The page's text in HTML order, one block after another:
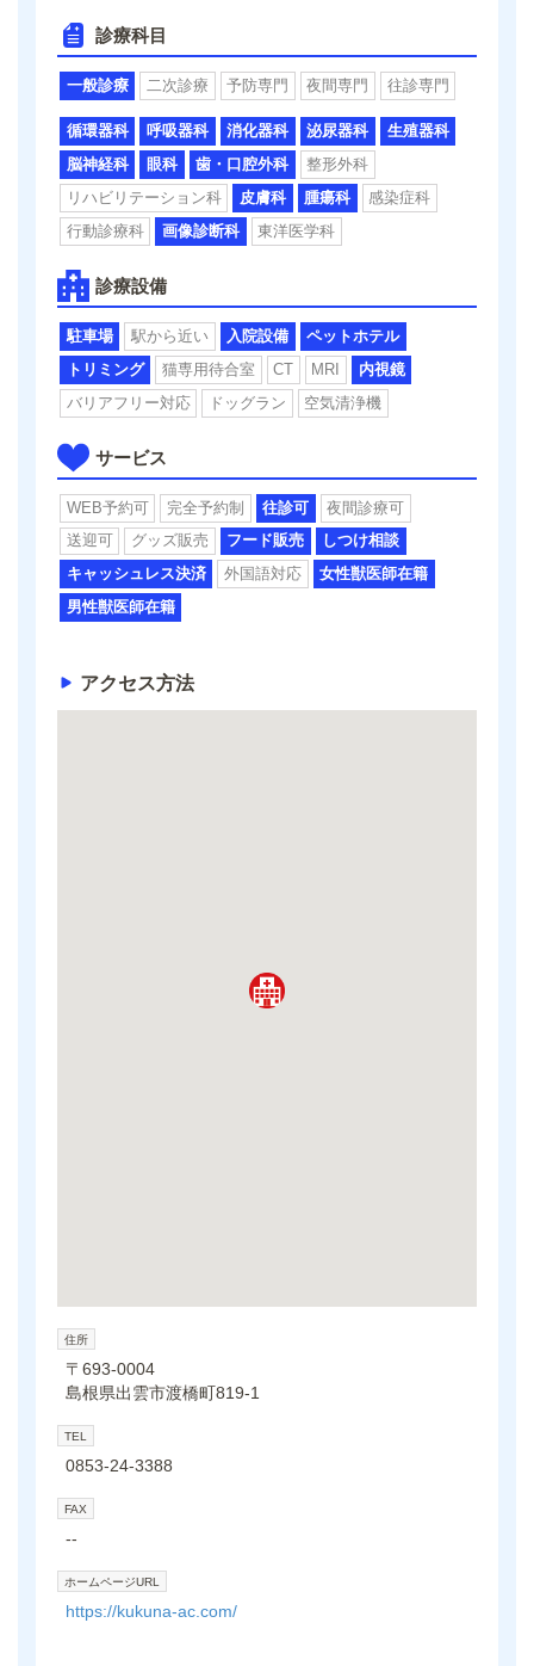
診療科目
一般診療 二次診療 予防専門 夜間専門 往診専門
循環器科 呼吸器科 消化器科 泌尿器科
生殖器科
脳神経科
眼科 歯・口腔外科
整形外科
リハビリテーション科
皮膚科 腫瘍科
感染症科
行動診療科
画像診断科 東洋医学科
診療設備
駐車場 駅から近い 入院設備
ペットホテル
トリミング
猫専用待合室 CT MRI
内視鏡
バリアフリー対応
ドッグラン 空気清浄機
サービス
WEB予約可 完全予約制 往診可
夜間診療可
送迎可
グッズ販売 フード販売
しつけ相談
キャッシュレス決済
外国語対応
女性獣医師在籍
男性獣医師在籍
アクセス方法
住所
〒693-0004
島根県出雲市渡橋町819-1
TEL
0853-24-3388
FAX
--
ホームページURL
https://kukuna-ac.com/